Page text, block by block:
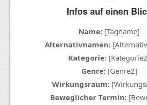
Infos auf einen
Name: [Tagname]
Alternativnamen:
Kategorie:
Genre:[Genre2]
Wirkungsraum:
Beweglicher Termin: